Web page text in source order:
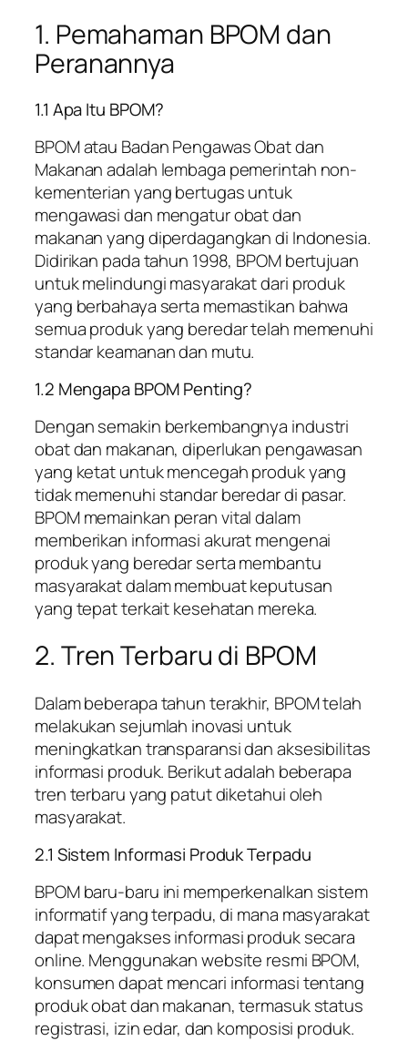
1. Pemahaman BPOM dan
Peranannya
1.1 Apa Itu BPOM?
BPOM atau Badan Pengawas Obat dan
Makanan adalah lembaga pemerintah non-
kementerian yang bertugas untuk
mengawasi dan mengatur obat dan
makanan yang diperdagangkan di Indonesia.
Didirikan pada tahun 1998, BPOM bertujuan
untuk melindungi masyarakat dari produk
yang berbahaya serta memastikan bahwa
semua produk yang beredar telah memenuhi
standar keamanan dan mutu.
1.2 Mengapa BPOM Penting?
Dengan semakin berkembangnya industri
obat dan makanan, diperlukan pengawasan
yang ketat untuk mencegah produk yang
tidak memenuhi standar beredar di pasar.
BPOM memainkan peran vital dalam
memberikan informasi akurat mengenai
produk yang beredar serta membantu
masyarakat dalam membuat keputusan
yang tepat terkait kesehatan mereka.
2. Tren Terbaru di BPOM
Dalam beberapa tahun terakhir, BPOM telah
melakukan sejumlah inovasi untuk
meningkatkan transparansi dan aksesibilitas
informasi produk. Berikut adalah beberapa
tren terbaru yang patut diketahui oleh
masyarakat.
2.1 Sistem Informasi Produk Terpadu
BPOM baru-baru ini memperkenalkan sistem
informatif yang terpadu, di mana masyarakat
dapat mengakses informasi produk secara
online. Menggunakan website resmi BPOM,
konsumen dapat mencari informasi tentang
produk obat dan makanan, termasuk status
registrasi, izin edar, dan komposisi produk.